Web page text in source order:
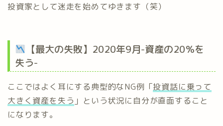
投資家として迷走を始めてゆきます（笑）
【最大の失敗】2020年9月-資産の20％を
失う-
ここではよく耳にする典型的なNG例「投資話に乗って
大きく資産を失う 」という状況に自分が直面すること
になります。